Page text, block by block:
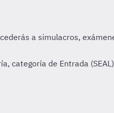
categoría de Entrada (SEAL)